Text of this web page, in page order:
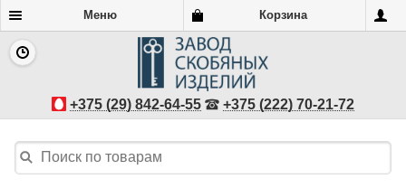
Меню Корзина
+375 (29) 842-64-55 +375 (222) 70-21-72